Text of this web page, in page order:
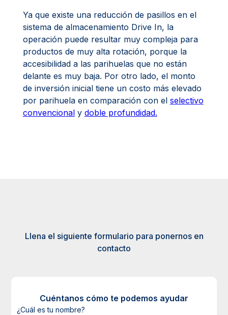
Ya que existe una reducción de pasillos en el
sistema de almacenamiento Drive In, la
operación puede resultar muy compleja para
productos de muy alta rotación, porque la
accesibilidad a las parihuelas que no están
delante es muy baja. Por otro lado, el monto
de inversión inicial tiene un costo más elevado
por parihuela en comparación con el selectivo
convencionaly doble profundidad.
Llena el siguiente formulario para ponernos en
contacto
Cuéntanos cómo te podemos ayudar
¿Cuál es tu nombre?